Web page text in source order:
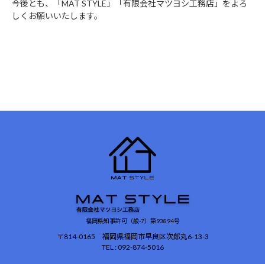
今後とも、「MAT STYLE」「有限会社マツヨシ工務店」をよろ
しくお願いいたします。
福岡県知事許可（般-7）第93894号
〒814-0165 福岡県福岡市早良区次郎丸6-13-3
TEL : 092-874-5016